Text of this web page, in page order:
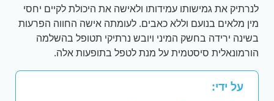
לנרתיק את גמישותו עמידותו ולאישה את היכולת לקיים יחסי
מין מלאים בנועם וללא כאבים. לעומתה אישה החווה הפרעות
בשינה ירידה בחשק המיני ויובש נרתיקי תטופל בהשלמה
הורמונאלית סיסטמית על מנת לטפל בתופעות אלה.
על ידי: